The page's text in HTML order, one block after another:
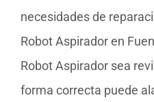
necesidades de
Robot Aspirador en
Robot Aspirador sea
forma correcta puede